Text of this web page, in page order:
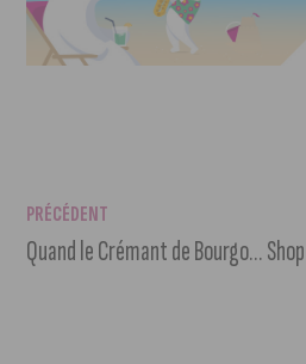
PRÉCÉDENT
Quand le Crémant de Bourgogne devient une œuvre d’art